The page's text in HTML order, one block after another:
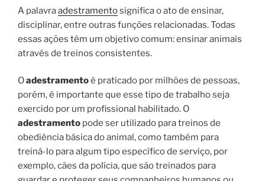
A palavraadestramentosignifica o ato de ensinar,
disciplinar, entre outras funções relacionadas. Todas
essas ações têm um objetivo comum: ensinar animais
através de treinos consistentes.
Oadestramentoé praticado por milhões de pessoas,
porém, é importante que esse tipo de trabalho seja
exercido por um profissional habilitado. O
adestramento pode ser utilizado para treinos de
obediência básica do animal, como também para
treiná-lo para algum tipo específico de serviço, por
exemplo, cães da polícia, que são treinados para